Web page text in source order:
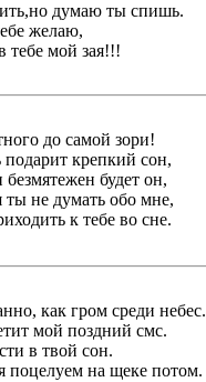
думаю ты спишь.
желаю,
тебе мой зая!!!
до самой зори!
подарит крепкий сон,
будет он,
ты не думать обо мне,
к тебе во сне.
как гром среди небес.
мой поздний смс.
в твой сон.
поцелуем на щеке потом.